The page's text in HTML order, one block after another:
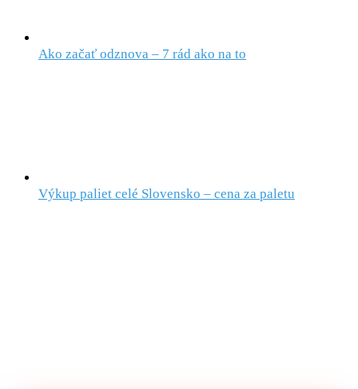
Ako začať odznova – 7 rád ako na to
Výkup paliet celé Slovensko – cena za paletu